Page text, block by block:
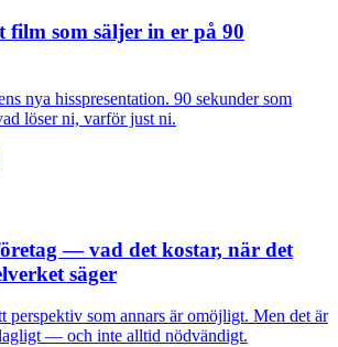
som säljer in er på 90
nya hisspresentation. 90 sekunder som
löser ni, varför just ni.
— vad det kostar, när det
säger
perspektiv som annars är omöjligt. Men det är
— och inte alltid nödvändigt.